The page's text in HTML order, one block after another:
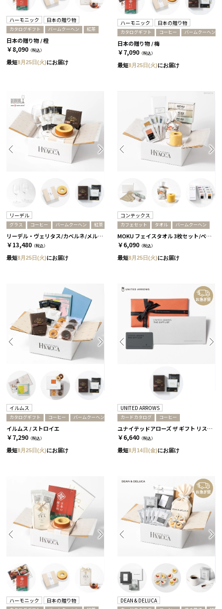
ハーモニック 日本の贈り物
カタログギフト バームクーヘン 紅茶
日本の贈り物 / 橙
￥8,090 （税込）
最短8月25日(火)にお届け
ハーモニック 日本の贈り物
カタログギフト コーヒー バームクーヘン
日本の贈り物 / 梅
￥7,090 （税込）
最短8月25日(火)にお届け
リーデル
グラス コーヒー バームクーヘン 紅茶
リーデル・ヴェリタス/カベルネ/メルロ 2個セット［リーデル］+バームクーヘン+コーヒーor紅茶 コーヒー
￥13,480 （税込）
最短8月25日(火)にお届け
コンテックス
カフェセット タオル バームクーヘン
MOKU フェイスタオル 3枚セット/ペール［コンテックス］+バームクーヘン+Cafeセット
￥6,090 （税込）
最短8月25日(火)にお届け
イルムス
カタログギフト コーヒー バームクーヘン
イルムス / ストロイエ
￥7,290 （税込）
最短8月25日(火)にお届け
UNITED ARROWS
カードカタログ コーヒー
ユナイテッドアローズ ザ ギフト リスト / TP-CARD
￥6,640 （税込）
最短8月14日(金)にお届け
ハーモニック 日本の贈り物 DEAN & DELUCA